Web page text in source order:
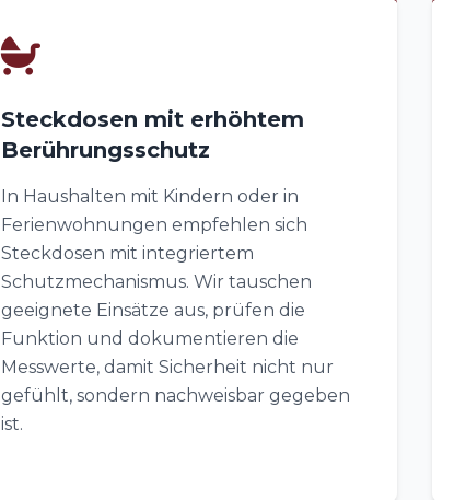
Steckdosen mit erhöhtem
Berührungsschutz
In Haushalten mit Kindern oder in
Ferienwohnungen empfehlen sich
Steckdosen mit integriertem
Schutzmechanismus. Wir tauschen
geeignete Einsätze aus, prüfen die
Funktion und dokumentieren die
Messwerte, damit Sicherheit nicht nur
gefühlt, sondern nachweisbar gegeben
ist.